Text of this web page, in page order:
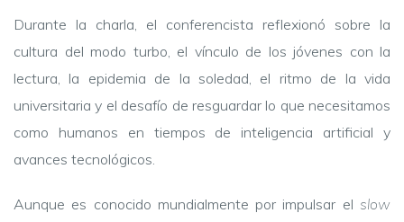
Durante la charla, el conferencista reflexionó sobre la
cultura del modo turbo, el vínculo de los jóvenes con la
lectura, la epidemia de la soledad, el ritmo de la vida
universitaria y el desafío de resguardar lo que necesitamos
como humanos en tiempos de inteligencia artificial y
avances tecnológicos.
Aunque es conocido mundialmente por impulsar el slow